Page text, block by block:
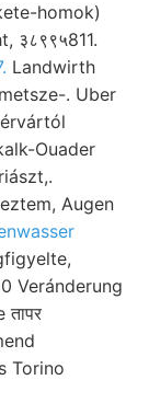
homok)
३८९९५811.
Landwirth
. Uber
Ouader
Augen
Veránderung
Torino